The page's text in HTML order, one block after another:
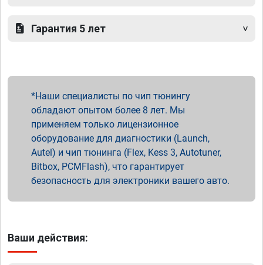
Гарантия 5 лет
Наши специалисты по чип тюнингу
обладают опытом более 8 лет. Мы
применяем только лицензионное
оборудование для диагностики (Launch,
Autel) и чип тюнинга (Flex, Kess 3, Autotuner,
Bitbox, PCMFlash), что гарантирует
безопасность для электроники вашего авто.
Ваши действия: